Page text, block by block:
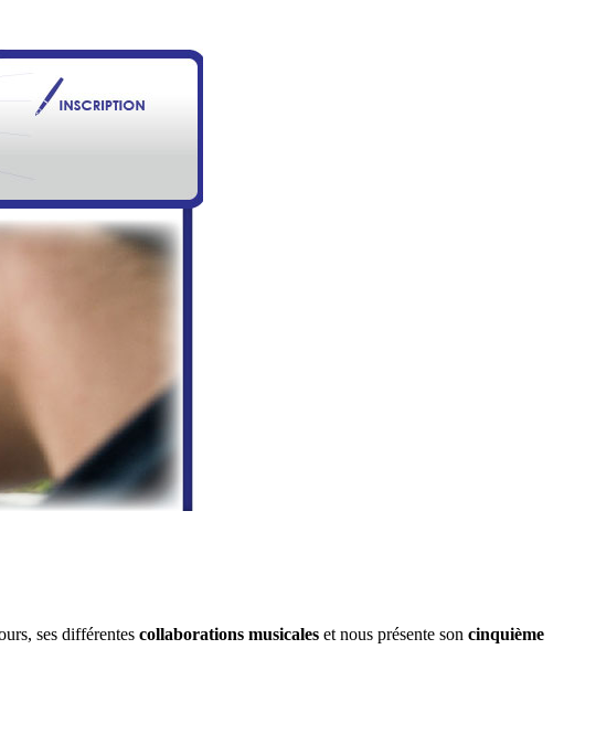
ses différentes collaborations musicales et nous présente son cinquième